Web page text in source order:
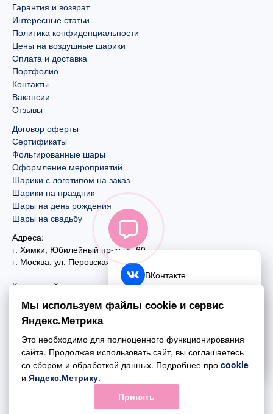
Гарантия и возврат
Интересные статьи
Политика конфиденциальности
Цены на воздушные шарики
Оплата и доставка
Портфолио
Контакты
Вакансии
Отзывы
Договор оферты
Сертификаты
Фольгированные шары
Оформление мероприятий
Шарики с логотипом на заказ
Шарики на праздник
Шары на день рождения
Шары на свадьбу
Адреса:
г. Химки, Юбилейный пр-кт, д. 60
г. Москва, ул. Перовская, д. 59
Контактный номер:
+7 (495) 970-44-75
Почта:
mail@esta-fiesta.ru
Режим работы интернет-магазина:
ПН-ВС с 09:00 до 21:00
ВКонтакте
Telegram
Обратный звонок
Мы используем файлы cookie и сервис
Яндекс.Метрика
Это необходимо для полноценного функционирования
сайта. Продолжая использовать сайт, вы соглашаетесь
со сбором и обработкой данных. Подробнее про cookie
и Яндекс.Метрику.
Принять